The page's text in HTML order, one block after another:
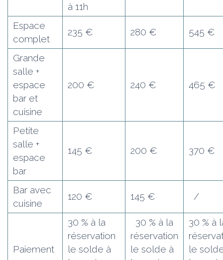
à 11h
Espace
complet
235 € 280 € 545 €
Grande
salle +
espace
bar et
cuisine
200 € 240 € 465 €
Petite
salle +
espace
bar
145 € 200 € 370 €
Bar avec
cuisine
120 € 145 € /
Paiement
30 % à la
réservation
le solde à
30 % à la
réservation
le solde à
30 % à
le